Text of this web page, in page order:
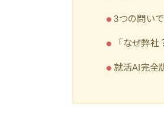
3つの問い
「なぜ弊
就活AI完全